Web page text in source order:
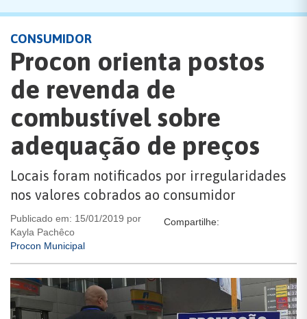
CONSUMIDOR
Procon orienta postos
de revenda de
combustível sobre
adequação de preços
Locais foram notificados por irregularidades
nos valores cobrados ao consumidor
Publicado em: 15/01/2019 por
Kayla Pachêco
Procon Municipal
Compartilhe: